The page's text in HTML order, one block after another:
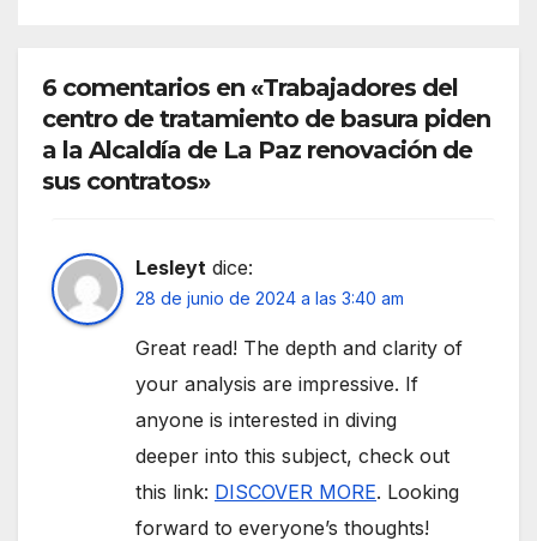
6 comentarios en «Trabajadores del
centro de tratamiento de basura piden
a la Alcaldía de La Paz renovación de
sus contratos»
Lesleyt dice:
28 de junio de 2024 a las 3:40 am
Great read! The depth and clarity of
your analysis are impressive. If
anyone is interested in diving
deeper into this subject, check out
this link: DISCOVER MORE. Looking
forward to everyone’s thoughts!